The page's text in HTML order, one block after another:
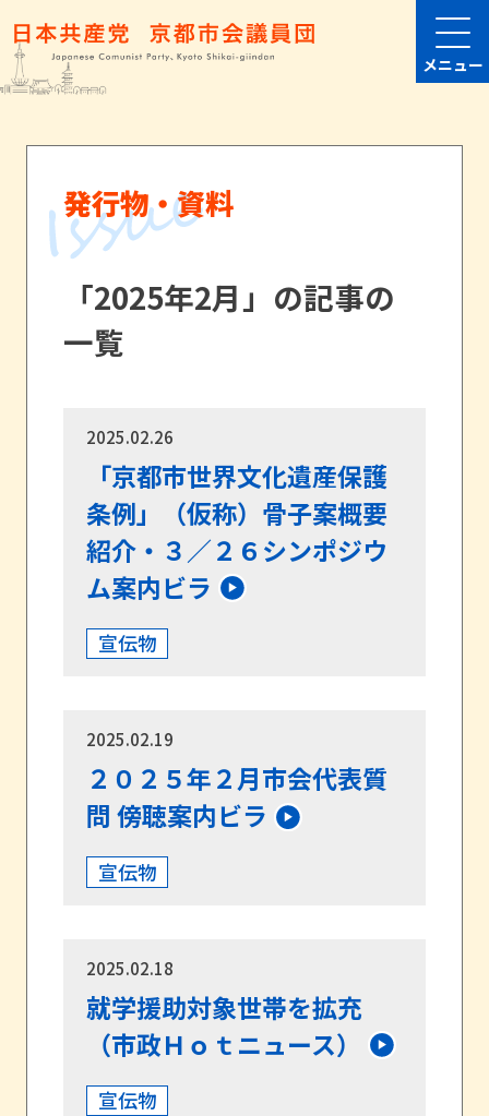
メニュー
発行物・資料
「2025年2月」の記事の
一覧
2025.02.26
「京都市世界文化遺産保護
条例」（仮称）骨子案概要
紹介・３／２６シンポジウ
ム案内ビラ
宣伝物
2025.02.19
２０２５年２月市会代表質
問 傍聴案内ビラ
宣伝物
2025.02.18
就学援助対象世帯を拡充
（市政Ｈｏｔニュース）
宣伝物